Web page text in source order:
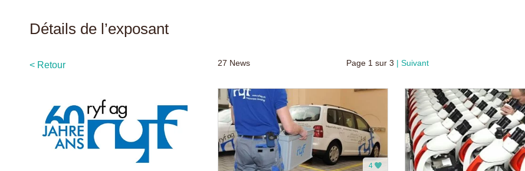
Détails de l’exposant
< Retour 27 News Page 1 sur3 Suivant
4